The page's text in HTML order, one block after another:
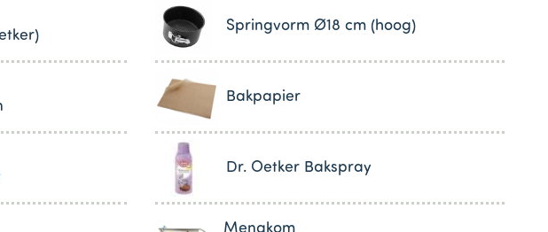
Springvorm Ø18 cm (hoog)
Bakpapier
Dr. Oetker Bakspray
Mengkom